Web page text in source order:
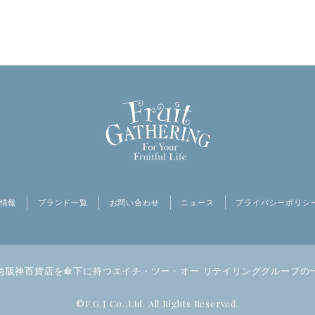
報 ブランド一覧 お問い合わせ ニュース プライバシーポリシ
阪神百貨店を傘下に持つ エイチ・ツー・オー リテイリンググループの
©F.G.J Co.,Ltd. All Rights Reserved.